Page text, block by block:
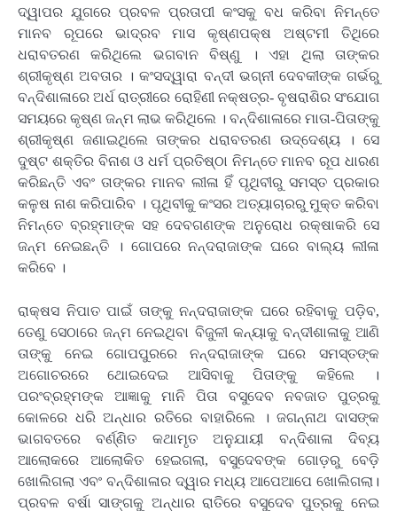
ଦ୍ୱାପର ଯୁଗରେ ପ୍ରବଳ ପ୍ରତାପୀ କଂସକୁ ବଧ କରିବା ନିମନ୍ତେ
ମାନବ ରୂପରେ ଭାଦ୍ରବ ମାସ କୃଷ୍ଣପକ୍ଷ ଅଷ୍ଟମୀ ତିଥିରେ
ଧରାବତରଣ କରିଥିଲେ ଭଗବାନ ବିଷ୍ଣୁ । ଏହା ଥିଲା ତାଙ୍କର
ଶ୍ରୀକୃଷ୍ଣ ଅବତାର । କଂସଦ୍ୱାରା ବନ୍ଦୀ ଭଗ୍ନୀ ଦେବକୀଙ୍କ ଗର୍ଭରୁ
ବନ୍ଦିଶାଳାରେ ଅର୍ଧ ରାତ୍ରୀରେ ରୋହିଣୀ ନକ୍ଷତ୍ର- ବୃଷରାଶିର ସଂଯୋଗ
ସମୟରେ କୃଷ୍ଣ ଜନ୍ମ ଲାଭ କରିଥିଲେ । ବନ୍ଦିଶାଳାରେ ମାତା-ପିତାଙ୍କୁ
ଶ୍ରୀକୃଷ୍ଣ ଜଣାଇଥିଲେ ତାଙ୍କର ଧରାବତରଣ ଉଦ୍ଦେଶ୍ୟ । ସେ
ଦୁଷ୍ଟ ଶକ୍ତିର ବିନାଶ ଓ ଧର୍ମ ପ୍ରତିଷ୍ଠା ନିମନ୍ତେ ମାନବ ରୂପ ଧାରଣ
କରିଛନ୍ତି ଏବଂ ତାଙ୍କର ମାନବ ଲୀଳା ହିଁ ପୃଥିବୀରୁ ସମସ୍ତ ପ୍ରକାର
କଳୁଷ ନାଶ କରିପାରିବ । ପୃଥିବୀକୁ କଂସର ଅତ୍ୟାଚାରରୁ ମୁକ୍ତ କରିବା
ନିମନ୍ତେ ବ୍ରହ୍ମାଙ୍କ ସହ ଦେବଗଣଙ୍କ ଅନୁରୋଧ ରକ୍ଷାକରି ସେ
ଜନ୍ମ ନେଇଛନ୍ତି । ଗୋପରେ ନନ୍ଦରାଜାଙ୍କ ଘରେ ବାଲ୍ୟ ଲୀଳା
କରିବେ ।
ରାକ୍ଷସ ନିପାତ ପାଇଁ ତାଙ୍କୁ ନନ୍ଦରାଜାଙ୍କ ଘରେ ରହିବାକୁ ପଡ଼ିବ,
ତେଣୁ ସେଠାରେ ଜନ୍ମ ନେଇଥିବା ବିଜୁଳୀ କନ୍ୟାକୁ ବନ୍ଦୀଶାଳାକୁ ଆଣି
ତାଙ୍କୁ ନେଇ ଗୋପପୁରରେ ନନ୍ଦରାଜାଙ୍କ ଘରେ ସମସ୍ତଙ୍କ
ଅଗୋଚରରେ ଥୋଇଦେଇ ଆସିବାକୁ ପିତାଙ୍କୁ କହିଲେ ।
ପରଂବ୍ରହ୍ମଙ୍କ ଆଜ୍ଞାକୁ ମାନି ପିତା ବସୁଦେବ ନବଜାତ ପୁତ୍ରକୁ
କୋଳରେ ଧରି ଅନ୍ଧାର ରତିରେ ବାହାରିଲେ । ଜଗନ୍ନାଥ ଦାସଙ୍କ
ଭାଗବତରେ ବର୍ଣ୍ଣିତ କଥାମୃତ ଅନୁଯାୟୀ ବନ୍ଦିଶାଳା ଦିବ୍ୟ
ଆଲୋକରେ ଆଲୋକିତ ହେଇଗଲା, ବସୁଦେବଙ୍କ ଗୋଡ଼ରୁ ବେଡ଼ି
ଖୋଲିଗଲା ଏବଂ ବନ୍ଦିଶାଳାର ଦ୍ୱାର ମଧ୍ୟ ଆପେଆପେ ଖୋଲିଗଲା।
ପ୍ରବଳ ବର୍ଷା ସାଙ୍ଗକୁ ଅନ୍ଧାର ରାତିରେ ବସୁଦେବ ପୁତ୍ରକୁ ନେଇ